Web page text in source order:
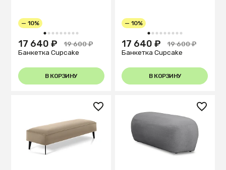
1 2 3 4 5 6 7 8 9
— 10%
17 640 ₽
19 600 ₽
Банкетка Cupcake
В КОРЗИНУ
1 2 3 4 5 6 7 8 9
— 10%
17 640 ₽
19 600 ₽
Банкетка Cupcake
В КОРЗИНУ